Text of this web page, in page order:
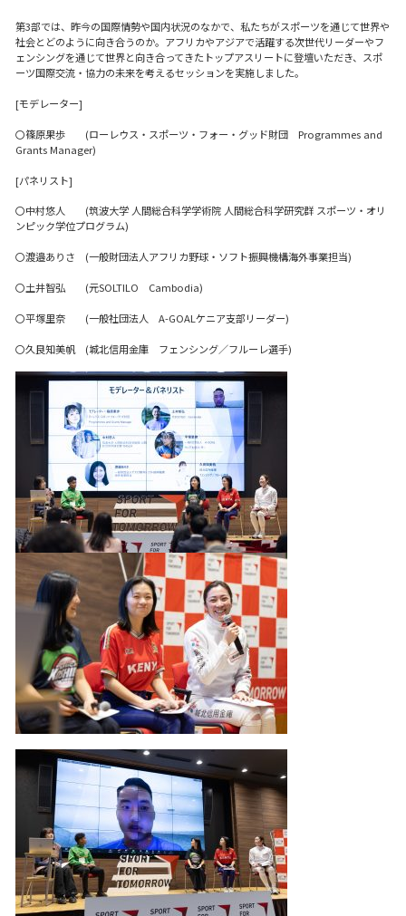
第3部では、昨今の国際情勢や国内状況のなかで、私たちがスポーツを通じて世界や
社会とどのように向き合うのか。アフリカやアジアで活躍する次世代リーダーやフ
ェンシングを通じて世界と向き合ってきたトップアスリートに登壇いただき、スポ
ーツ国際交流・協力の未来を考えるセッションを実施しました。
[モデレーター]
〇篠原果歩 (ローレウス・スポーツ・フォー・グッド財団 Programmes and
Grants Manager)
[パネリスト]
〇中村悠人 (筑波大学 人間総合科学学術院 人間総合科学研究群 スポーツ・オリ
ンピック学位プログラム)
〇渡邉ありさ (一般財団法人アフリカ野球・ソフト振興機構海外事業担当)
〇土井智弘 (元SOLTILO Cambodia)
〇平塚里奈 (一般社団法人 A-GOALケニア支部リーダー)
〇久良知美帆 (城北信用金庫 フェンシング／フルーレ選手)